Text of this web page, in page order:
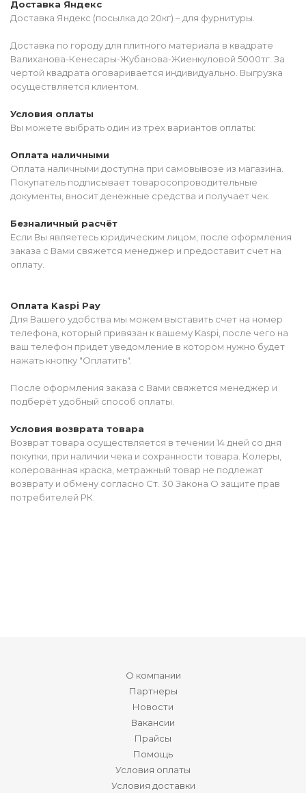
Доставка Яндекс
Доставка Яндекс (посылка до 20кг) – для фурнитуры.
Доставка по городу для плитного материала в квадрате
Валиханова-Кенесары-Жубанова-Жиенкуловой 5000тг. За
чертой квадрата оговаривается индивидуально. Выгрузка
осуществляется клиентом.
Условия оплаты
Вы можете выбрать один из трёх вариантов оплаты:
Оплата наличными
Оплата наличными доступна при самовывозе из магазина.
Покупатель подписывает товаросопроводительные
документы, вносит денежные средства и получает чек.
Безналичный расчёт
Если Вы являетесь юридическим лицом, после оформления
заказа с Вами свяжется менеджер и предоставит счет на
оплату.
Оплата Kaspi Pay
Для Вашего удобства мы можем выставить счет на номер
телефона, который привязан к вашему Kaspi, после чего на
ваш телефон придет уведомление в котором нужно будет
нажать кнопку "Оплатить".
После оформления заказа с Вами свяжется менеджер и
подберёт удобный способ оплаты.
Условия возврата товара
Возврат товара осуществляется в течении 14 дней со дня
покупки, при наличии чека и сохранности товара. Колеры,
колерованная краска, метражный товар не подлежат
возврату и обмену согласно Ст. 30 Закона О защите прав
потребителей РК.
О компании
Партнеры
Новости
Вакансии
Прайсы
Помощь
Условия оплаты
Условия доставки